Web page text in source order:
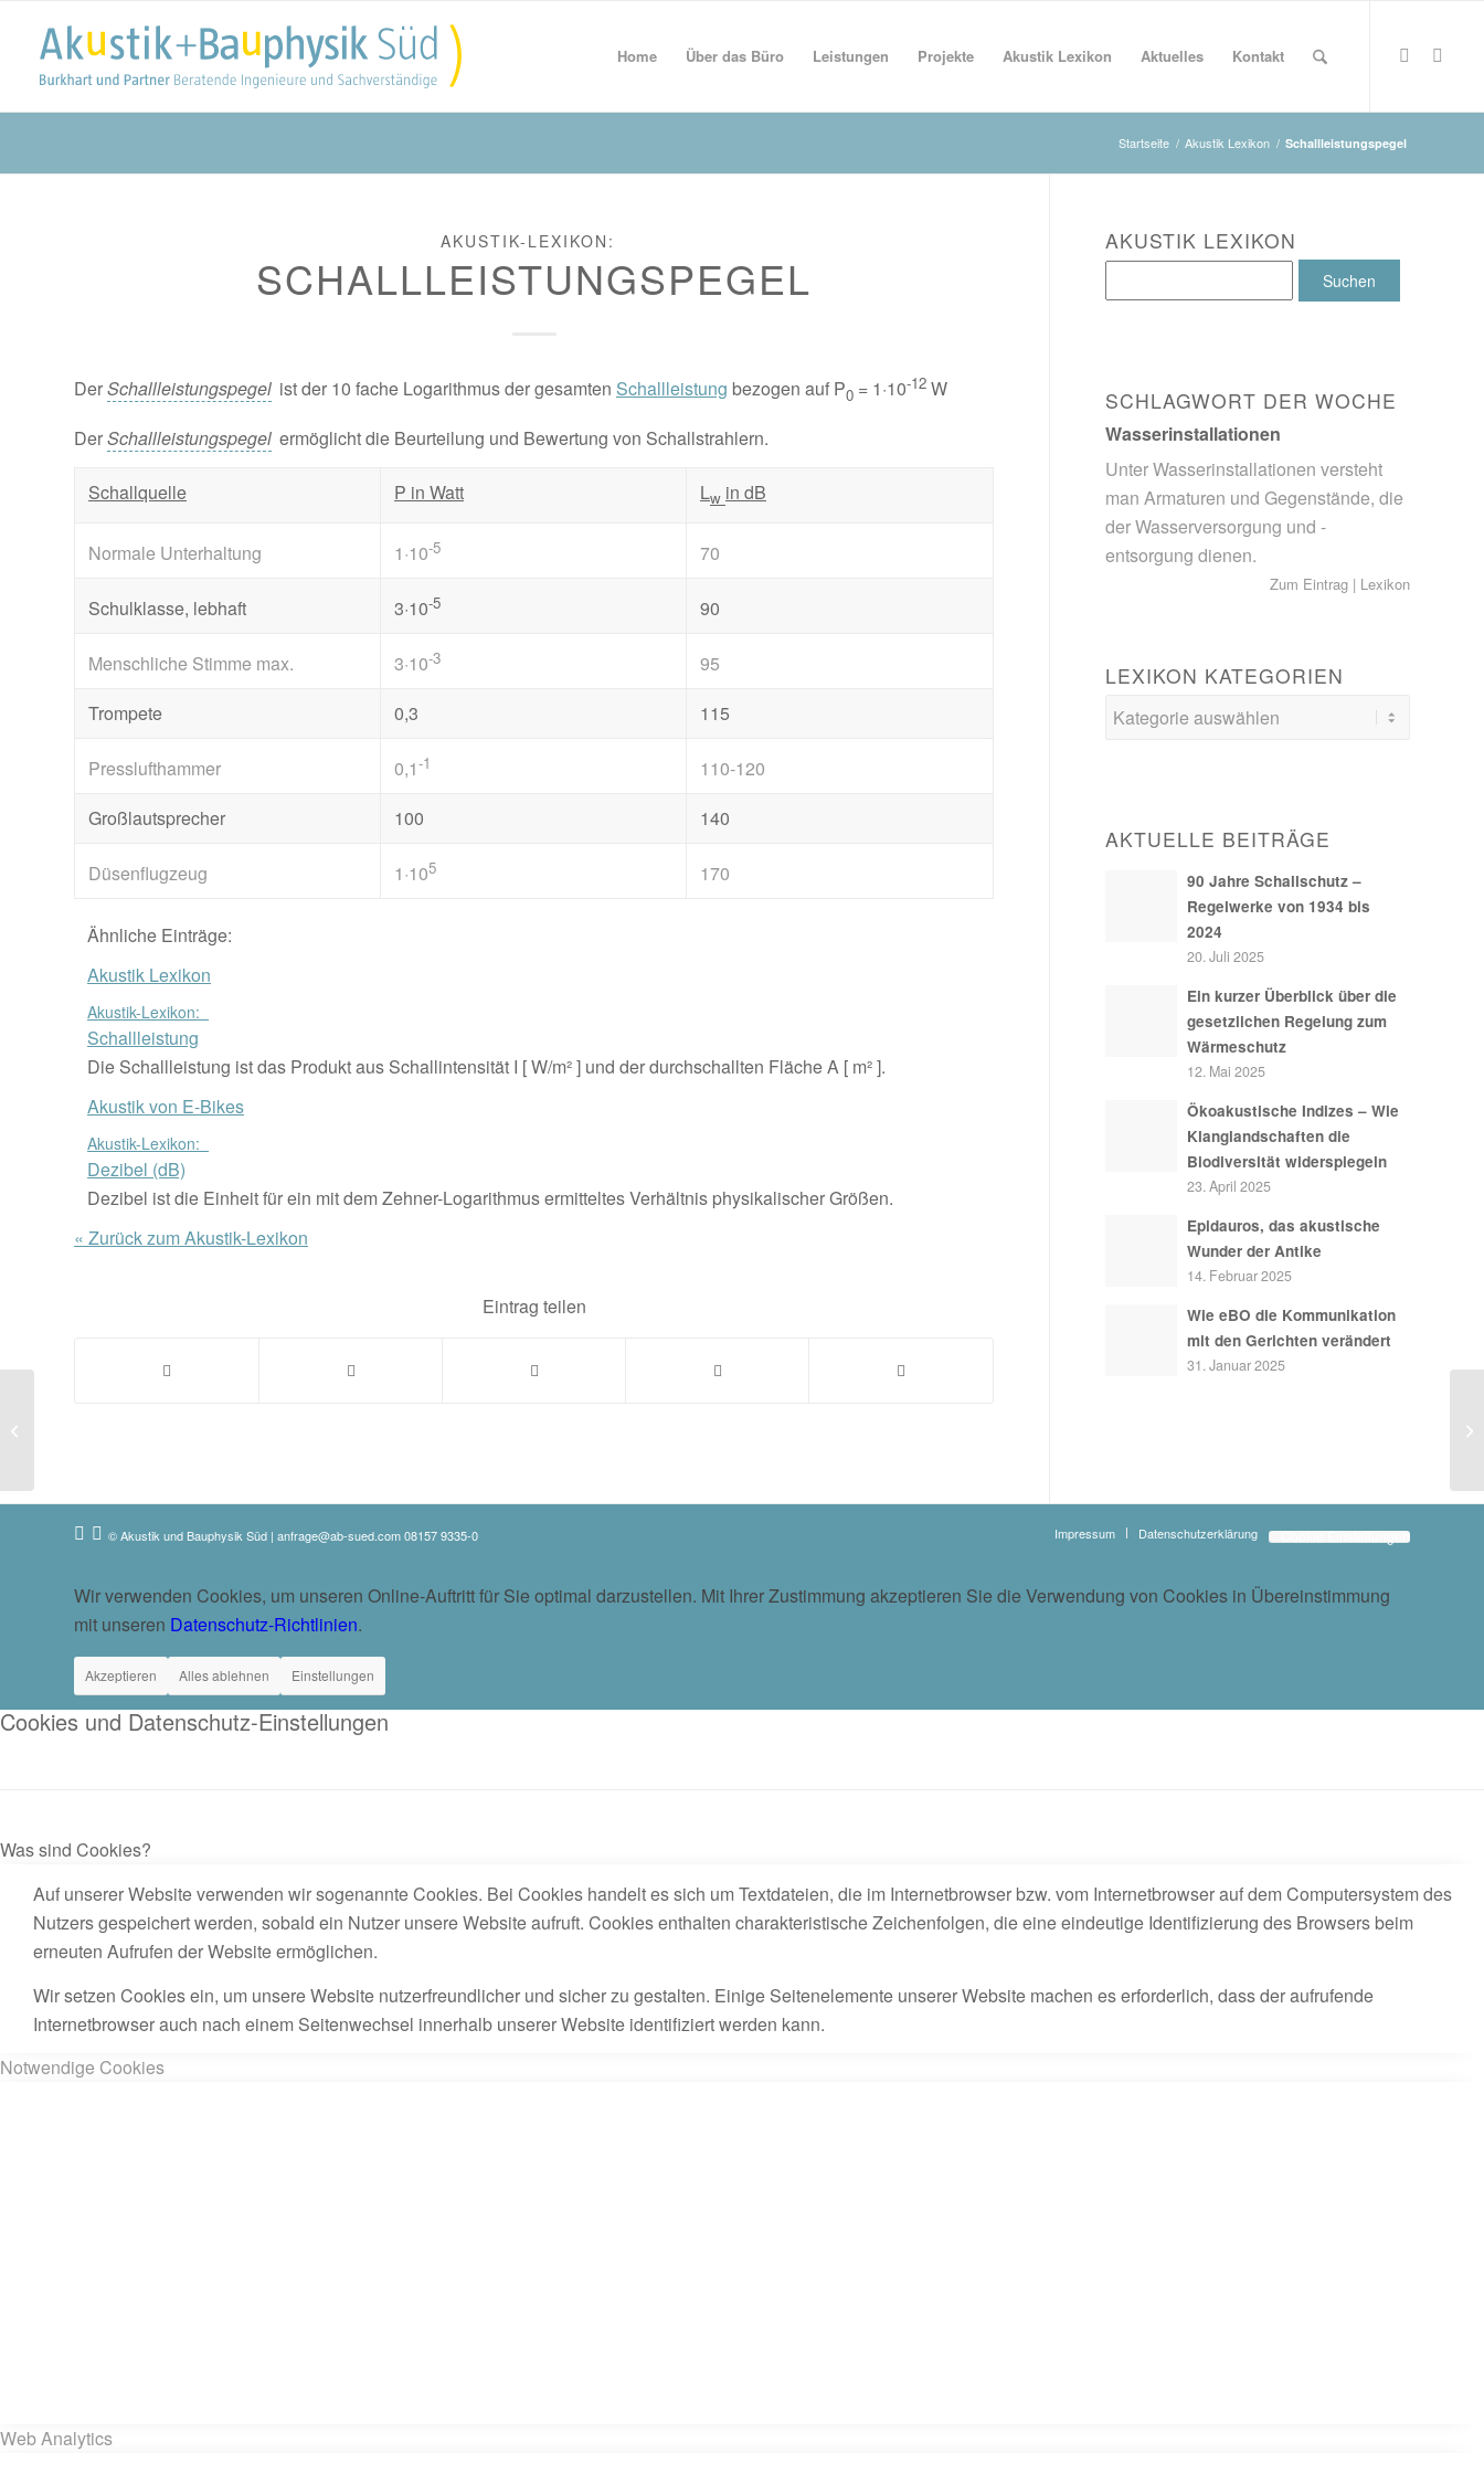
Home Über das Büro Leistungen Projekte Akustik Lexikon Aktuelles Kontakt
Startseite / Akustik Lexikon / Schallleistungspegel
AKUSTIK-LEXIKON:
SCHALLLEISTUNGSPEGEL
DerSchallleistungspegel ist der 10 fache Logarithmus der gesamten Schallleistung bezogen auf P0 = 1·10-12 W
DerSchallleistungspegel ermöglicht die Beurteilung und Bewertung von Schallstrahlern.
Schallquelle P in Watt Lw in dB
Normale Unterhaltung 1·10-5 70
Schulklasse, lebhaft 3·10-5 90
Menschliche Stimme max. 3·10-3
95
Trompete
0,3 115
Presslufthammer 0,1-1
110-120
Großlautsprecher
100 140
Düsenflugzeug 1·105 170
Ähnliche Einträge:
Akustik Lexikon
Akustik-Lexikon:
Schallleistung
Die Schallleistung ist das Produkt aus Schallintensität I [ W/m² ] und der durchschallten Fläche A [ m² ].
Akustik von E-Bikes
Akustik-Lexikon:
Dezibel (dB)
Dezibel ist die Einheit für ein mit dem Zehner-Logarithmus ermitteltes Verhältnis physi­kalischer Größen.
« Zurück zum Akustik-Lexikon
Eintrag teilen
AKUSTIK LEXIKON
SCHLAGWORT DER WOCHE
Wasserinstallationen
Unter Wasserinstallationen versteht
man Armaturen und Gegenstände, die
der Wasserversorgung und -
entsorgung dienen.
Zum Eintrag | Lexikon
LEXIKON KATEGORIEN
AKTUELLE BEITRÄGE
90 Jahre Schallschutz –
Regelwerke von 1934 bis
2024
20. Juli 2025
Ein kurzer Überblick über die
gesetzlichen Regelung zum
Wärmeschutz
12. Mai 2025
Ökoakustische Indizes – Wie
Klanglandschaften die
Biodiversität widerspiegeln
23. April 2025
Epidauros, das akustische
Wunder der Antike
14. Februar 2025
Wie eBO die Kommunikation
mit den Gerichten verändert
31. Januar 2025
© Akustik und Bauphysik Süd | anfrage@ab-sued.com08157 9335-0 Impressum Datenschutzerklärung Cookie Einstellungen
Wir verwenden Cookies, um unseren Online-Auftritt für Sie optimal darzustellen. Mit Ihrer Zustimmung akzeptieren Sie die Verwendung von Cookies in Übereinstimmung
mit unseren Datenschutz-Richtlinien.
Akzeptieren Alles ablehnen Einstellungen
Cookies und Datenschutz-Einstellungen
Was sind Cookies?
Auf unserer Website verwenden wir sogenannte Cookies. Bei Cookies handelt es sich um Textdateien, die im Internetbrowser bzw. vom Internetbrowser auf dem Computersystem des
Nutzers gespeichert werden, sobald ein Nutzer unsere Website aufruft. Cookies enthalten charakteristische Zeichenfolgen, die eine eindeutige Identifizierung des Browsers beim
erneuten Aufrufen der Website ermöglichen.
Wir setzen Cookies ein, um unsere Website nutzerfreundlicher und sicher zu gestalten. Einige Seitenelemente unserer Website machen es erforderlich, dass der aufrufende
Internetbrowser auch nach einem Seitenwechsel innerhalb unserer Website identifiziert werden kann.
Notwendige Cookies
Web Analytics